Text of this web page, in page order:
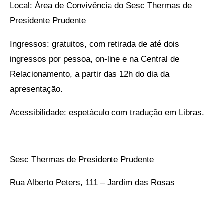
Local: Área de Convivência do Sesc Thermas de
Presidente Prudente
Ingressos: gratuitos, com retirada de até dois
ingressos por pessoa, on-line e na Central de
Relacionamento, a partir das 12h do dia da
apresentação.
Acessibilidade: espetáculo com tradução em Libras.
Sesc Thermas de Presidente Prudente
Rua Alberto Peters, 111 – Jardim das Rosas